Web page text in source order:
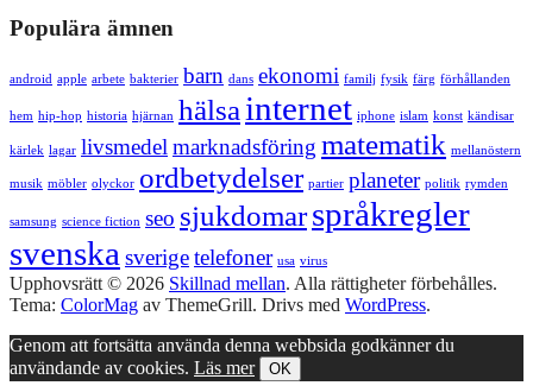
Populära ämnen
android apple arbete bakterier barn dans ekonomi familj fysik färg förhållanden
hem hip-hop historia hjärnan hälsa internet iphone islam konst kändisar
kärlek lagar livsmedelmarknadsföring matematik mellanöstern
musik möbler olyckor ordbetydelser partier planeter politik rymden
samsung science fiction seo sjukdomarspråkregler
svenska sverigetelefoner usa virus
Upphovsrätt © 2026 Skillnad mellan. Alla rättigheter förbehålles.
Tema: ColorMag av ThemeGrill. Drivs med WordPress.
Genom att fortsätta använda denna webbsida godkänner du
användande av cookies. Läs mer OK